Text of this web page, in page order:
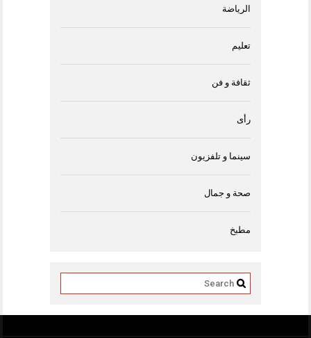
الرياضة
تعليم
ثقافة و فن
رأى
سينما و تلفزيون
صحة و جمال
مطبخ